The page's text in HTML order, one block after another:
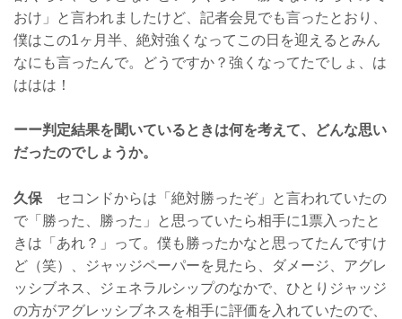
おけ」と言われましたけど、記者会見でも言ったとおり、
僕はこの1ヶ月半、絶対強くなってこの日を迎えるとみん
なにも言ったんで。どうですか？強くなってたでしょ、は
ははは！
ーー判定結果を聞いているときは何を考えて、どんな思い
だったのでしょうか。
久保 セコンドからは「絶対勝ったぞ」と言われていたの
で「勝った、勝った」と思っていたら相手に1票入ったと
きは「あれ？」って。僕も勝ったかなと思ってたんですけ
ど（笑）、ジャッジペーパーを見たら、ダメージ、アグレ
ッシブネス、ジェネラルシップのなかで、ひとりジャッジ
の方がアグレッシブネスを相手に評価を入れていたので、